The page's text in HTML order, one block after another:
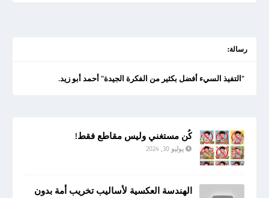
رسالة:
"التفيذ السيء أفضل بكثير من الفكرة الجيدة" أحمد أبو زيد.
كُن مستغني وليس مقاطع فقط!
يوليو 30, 2024
الهندسة العكسية لأساليب تخريب أمة بدون